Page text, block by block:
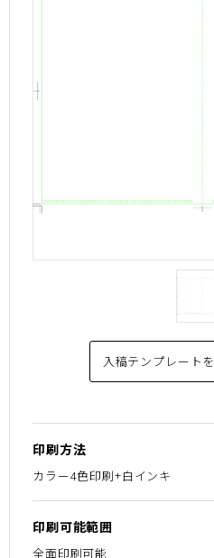
入稿テンプレートを
印刷方法
カラー4色印刷+白インキ
印刷可能範囲
全面印刷可能